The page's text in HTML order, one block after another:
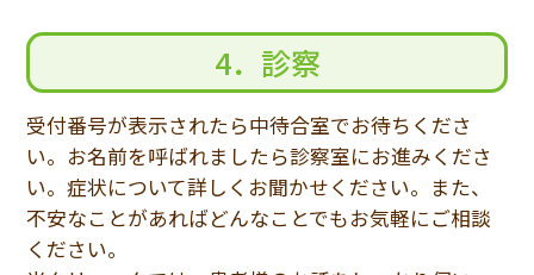
4．診察
受付番号が表示されたら中待合室でお待ちくださ
い。お名前を呼ばれましたら診察室にお進みくださ
い。症状について詳しくお聞かせください。また、
不安なことがあればどんなことでもお気軽にご相談
ください。